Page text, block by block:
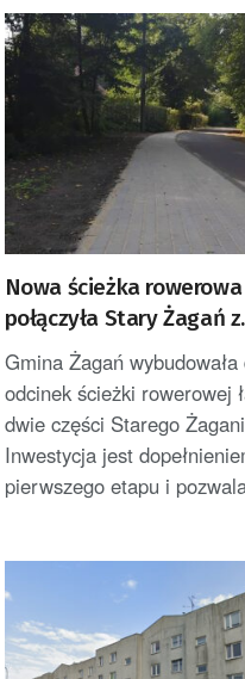
Nowa ścieżka rowerowa
połączyła Stary Żagań z
Żaganówkiem
Gmina Żagań wybudowała
odcinek ścieżki rowerowej
dwie części Starego
Inwestycja jest
pierwszego etapu i